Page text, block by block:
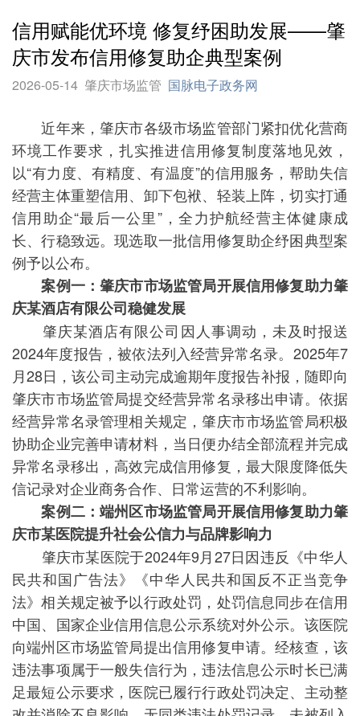
信用赋能优环境 修复纾困助发展——肇
庆市发布信用修复助企典型案例
2026-05-14 肇庆市场监管 国脉电子政务网
近年来，肇庆市各级市场监管部门紧扣优化营商
环境工作要求，扎实推进信用修复制度落地见效，
以“有力度、有精度、有温度”的信用服务，帮助失信
经营主体重塑信用、卸下包袱、轻装上阵，切实打通
信用助企“最后一公里”，全力护航经营主体健康成
长、行稳致远。现选取一批信用修复助企纾困典型案
例予以公布。
案例一：肇庆市市场监管局开展信用修复助力肇
庆某酒店有限公司稳健发展
肇庆某酒店有限公司因人事调动，未及时报送
2024年度报告，被依法列入经营异常名录。2025年7
月28日，该公司主动完成逾期年度报告补报，随即向
肇庆市市场监管局提交经营异常名录移出申请。依据
经营异常名录管理相关规定，肇庆市市场监管局积极
协助企业完善申请材料，当日便办结全部流程并完成
异常名录移出，高效完成信用修复，最大限度降低失
信记录对企业商务合作、日常运营的不利影响。
案例二：端州区市场监管局开展信用修复助力肇
庆市某医院提升社会公信力与品牌影响力
肇庆市某医院于2024年9月27日因违反《中华人
民共和国广告法》《中华人民共和国反不正当竞争
法》相关规定被予以行政处罚，处罚信息同步在信用
中国、国家企业信用信息公示系统对外公示。该医院
向端州区市场监管局提出信用修复申请。经核查，该
违法事项属于一般失信行为，违法信息公示时长已满
足最短公示要求，医院已履行行政处罚决定、主动整